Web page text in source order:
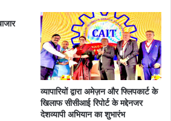
व्यापारियों द्वारा अमेज़न और फ्लिपकार्ट के
खिलाफ सीसीआई रिपोर्ट के मद्देनजर
देशव्यापी अभियान का शुभारंभ